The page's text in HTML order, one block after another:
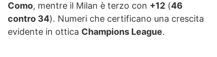
Como, mentre il Milan è terzo con +12 (46
contro 34). Numeri che certificano una crescita
evidente in ottica Champions League.